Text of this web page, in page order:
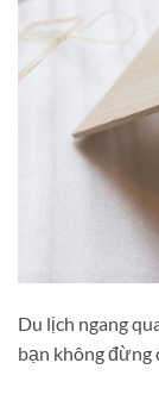
Du lịch ngang
bạn không đừng